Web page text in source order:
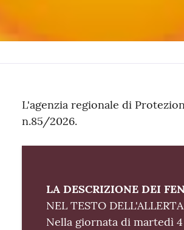
Contenuto
L'agenzia regionale di
n.85/2026.
LA DESCRIZIONE DEI
NEL TESTO DELL'ALLERTA
Nella giornata di martedì